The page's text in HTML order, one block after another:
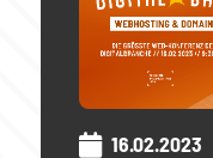
16.02.2023